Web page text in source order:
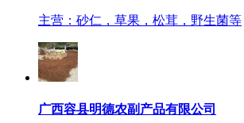
主营：砂仁，草果，松茸，野生菌等
广西容县明德农副产品有限公司